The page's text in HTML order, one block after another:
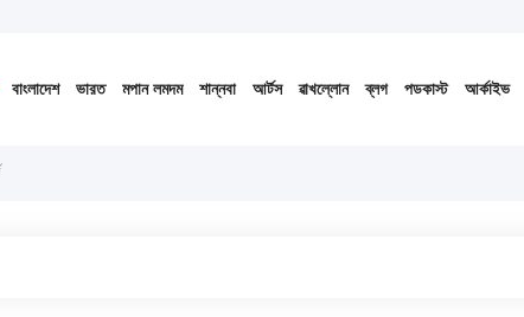
বাংলাদেশ ভারত মপান লমদম শান্নবা আর্টস ৱাখল্লোন ব্লগ পডকাস্ট আর্কাইভ